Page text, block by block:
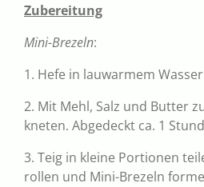
Zubereitung
Mini-Brezeln:
1. Hefe in lauwarmem
2. Mit Mehl, Salz und Butter
kneten. Abgedeckt ca. 1
3. Teig in kleine Portionen
rollen und Mini-Brezeln